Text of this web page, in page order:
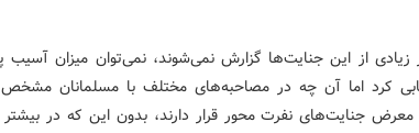
زیادی از این جنایت‌ها گزارش نمی‌شوند، نمی‌توان میزان آسیب
کرد اما آن چه در مصاحبه‌های مختلف با مسلمانان
جنایت‌های نفرت محور قرار دارند، بدون این که در بیشتر